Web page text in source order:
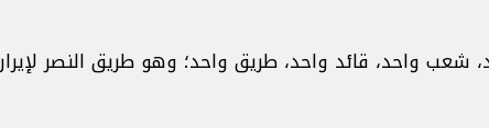
شعب واحد، قائد واحد، طريق واحد؛ وهو طريق النصر